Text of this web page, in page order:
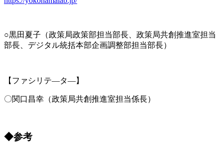
○黒田夏子（政策局政策部担当部長、政策局共創推進室担当
部長、デジタル統括本部企画調整部担当部長）
【ファシリテ―タ―】
〇関口昌幸（政策局共創推進室担当係長）
◆参考